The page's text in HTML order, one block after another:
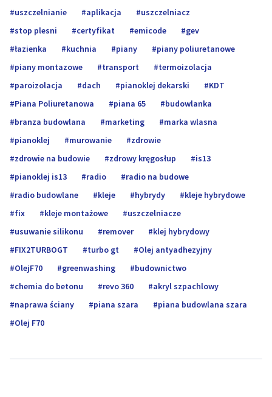
uszczelnianie
aplikacja
uszczelniacz
stop plesni
certyfikat emicode
gev
łazienka
kuchnia piany
piany poliuretanowe
piany montazowe
transport
termoizolacja
paroizolacja
dach pianoklej dekarski
KDT
Piana Poliuretanowa
piana 65
budowlanka
branza budowlana
marketing
marka wlasna
pianoklej
murowanie
zdrowie
zdrowie na budowie
zdrowy kręgosłup
is13
pianoklej is13
radio
radio na budowe
radio budowlane
kleje hybrydy
kleje hybrydowe
fix
kleje montażowe
uszczelniacze
usuwanie silikonu
remover
klej hybrydowy
FIX2TURBOGT
turbo gt
Olej antyadhezyjny
OlejF70
greenwashing
budownictwo
chemia do betonu
revo 360
akryl szpachlowy
naprawa ściany
piana szara
piana budowlana szara
Olej F70